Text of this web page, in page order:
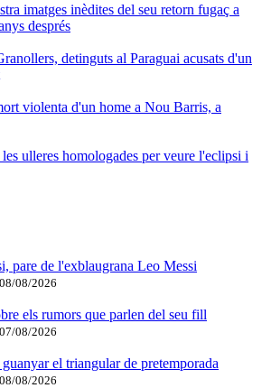
imatges inèdites del seu retorn fugaç a
després
detinguts al Paraguai acusats d'un
violenta d'un home a Nou Barris, a
ulleres homologades per veure l'eclipsi i
pare de l'exblaugrana Leo Messi
08/08/2026
els rumors que parlen del seu fill
07/08/2026
el triangular de pretemporada
08/08/2026